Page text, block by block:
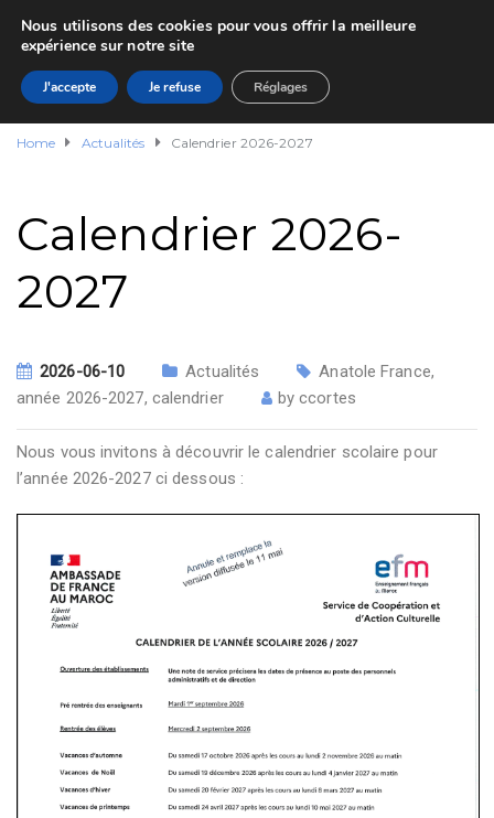
Home Actualités Calendrier 2026-2027
Calendrier 2026-
2027
2026-06-10 Actualités Anatole France,
année 2026-2027, calendrier byccortes
Nous vous invitons à découvrir le calendrier scolaire pour
l’année 2026-2027 ci dessous :
Nous utilisons des cookies pour vous offrir la meilleure
expérience sur notre site
J'accepte Je refuse Réglages